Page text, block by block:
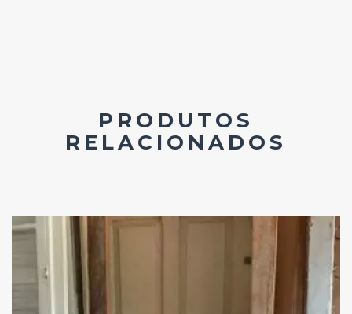
PRODUTOS
RELACIONADOS